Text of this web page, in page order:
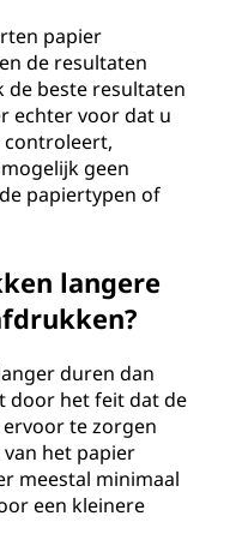
papier
de resultaten
de beste resultaten
echter voor dat u
controleert,
geen
papiertypen of
langere
duren dan
door het feit dat de
te zorgen
het papier
meestal minimaal
een kleinere